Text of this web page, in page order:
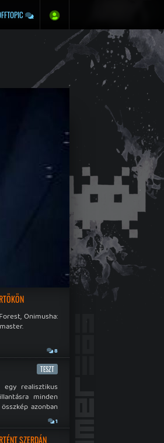
Onimusha:
8
TESZT
realisztikus
minden
azonban
1
SZERDÁN